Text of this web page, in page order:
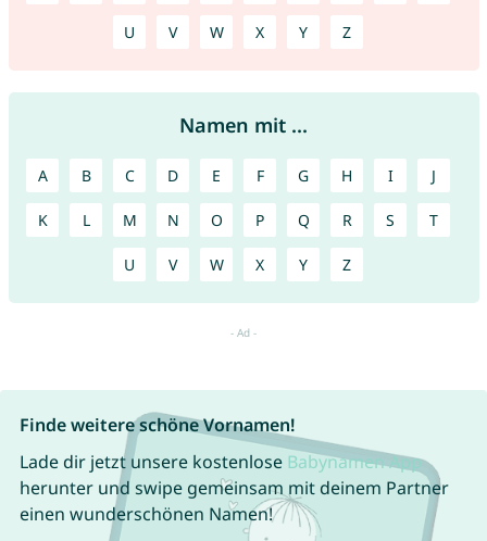
U V W X Y Z
Namen mit ...
A B C D E F G H I J
K L M N O P Q R S T
U V W X Y Z
Finde weitere schöne Vornamen!
Lade dir jetzt unsere kostenlose Babynamen App
herunter und swipe gemeinsam mit deinem Partner
einen wunderschönen Namen!